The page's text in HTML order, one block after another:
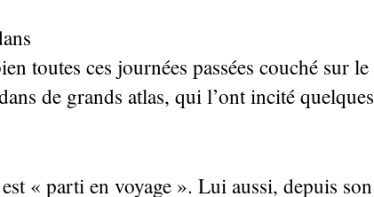
toutes ces journées passées couché sur le
de grands atlas, qui l’ont incité quelques
« parti en voyage ». Lui aussi, depuis son